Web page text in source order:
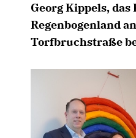
Georg Kippels,
Regenbogenland
Torfbruchstraße